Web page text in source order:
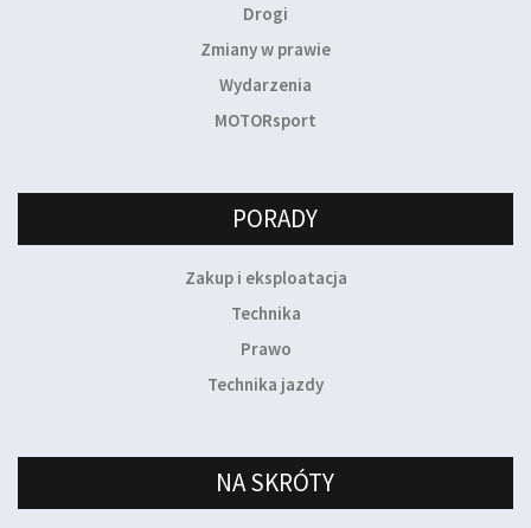
Drogi
Zmiany w prawie
Wydarzenia
MOTORsport
PORADY
Zakup i eksploatacja
Technika
Prawo
Technika jazdy
NA SKRÓTY